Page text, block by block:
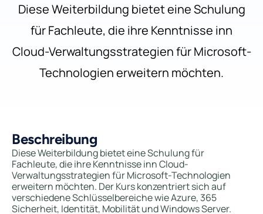
Diese Weiterbildung bietet eine Schulung
für Fachleute, die ihre Kenntnisse inn
Cloud-Verwaltungsstrategien für Microsoft-
Technologien erweitern möchten.
Beschreibung
Diese Weiterbildung bietet eine Schulung für
Fachleute, die ihre Kenntnisse inn Cloud-
Verwaltungsstrategien für Microsoft-Technologien
erweitern möchten. Der Kurs konzentriert sich auf
verschiedene Schlüsselbereiche wie Azure, 365
Sicherheit, Identität, Mobilität und Windows Server.